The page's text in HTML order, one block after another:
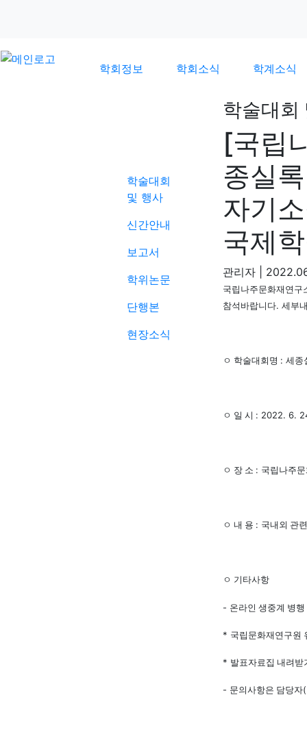
학회정보 학회소식 학계소식
학술대회
및 행사
신간안내
보고서
학위논문
단행본
현장소식
학술대회
[국립
종실
자기
국제
관리자
국립나주문화재연구
참석바랍니다. 세부
ㅇ 학술대회명 : 세종
ㅇ 일 시 : 2022. 6.
ㅇ 장 소 : 국립나주
ㅇ 내 용 : 국내외 관
ㅇ 기타사항
- 온라인 생중계 병행
* 국립문화재연구원
* 발표자료집 내려받
- 문의사항은 담당자(